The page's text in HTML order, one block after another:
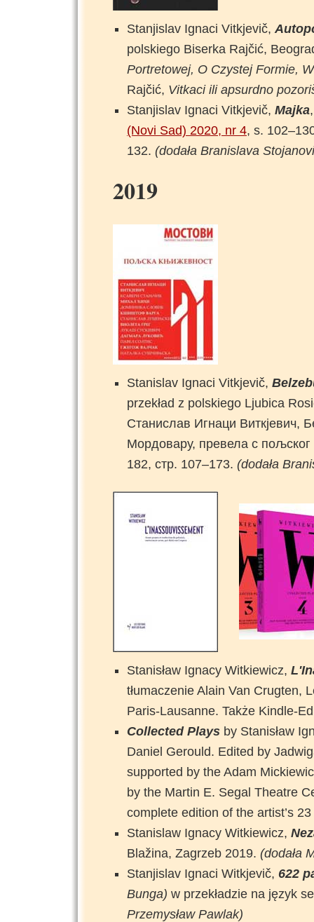
Stanjislav Ignaci Vitkjevič,
polskiego Biserka Rajčić,
Portretowej, O Czystej Formie,
Rajčić, Vitkaci ili apsurdno
Stanjislav Ignaci Vitkjevič, Majka
(Novi Sad) 2020, nr 4, s.
132. (dodała Branislava
2019
Stanislav Ignaci Vitkjevič,
przekład z polskiego Ljubica
Станислав Игнаци Виткјевич,
Мордовару, превела с
182, стр. 107–173. (dodała
Stanisław Ignacy Witkiewicz,
tłumaczenie Alain Van Crugten,
Paris-Lausanne. Także Kindle-
Collected Plays by Stanisław
Daniel Gerould. Edited by
supported by the Adam
by the Martin E. Segal Theatre
complete edition of the artist’s
Stanislaw Ignacy Witkiewicz,
Blažina, Zagrzeb 2019. (dodała
Stanjislav Ignaci Witkjevič, 622
Bunga) w przekładzie na język
Przemysław Pawlak)